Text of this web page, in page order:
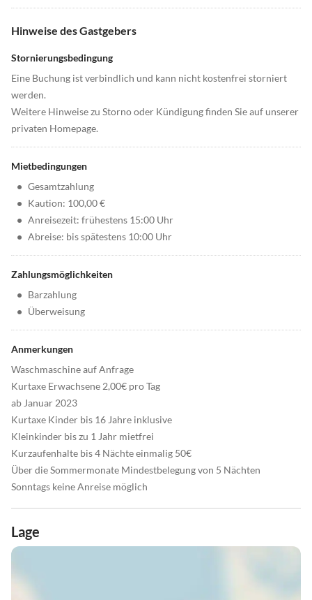
Hinweise des Gastgebers
Stornierungsbedingung
Eine Buchung ist verbindlich und kann nicht kostenfrei storniert
werden.
Weitere Hinweise zu Storno oder Kündigung finden Sie auf unserer
privaten Homepage.
Mietbedingungen
• Gesamtzahlung
• Kaution: 100,00 €
• Anreisezeit: frühestens 15:00 Uhr
• Abreise: bis spätestens 10:00 Uhr
Zahlungsmöglichkeiten
• Barzahlung
• Überweisung
Anmerkungen
Waschmaschine auf Anfrage
Kurtaxe Erwachsene 2,00€ pro Tag
ab Januar 2023
Kurtaxe Kinder bis 16 Jahre inklusive
Kleinkinder bis zu 1 Jahr mietfrei
Kurzaufenhalte bis 4 Nächte einmalig 50€
Über die Sommermonate Mindestbelegung von 5 Nächten
Sonntags keine Anreise möglich
Lage